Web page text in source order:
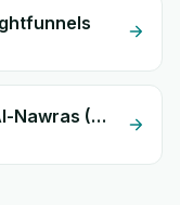
Google Calendar + Al-Nawras (Nawris)